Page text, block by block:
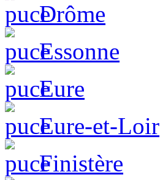
Drôme
Essonne
Eure
Eure-et-Loir
Finistère